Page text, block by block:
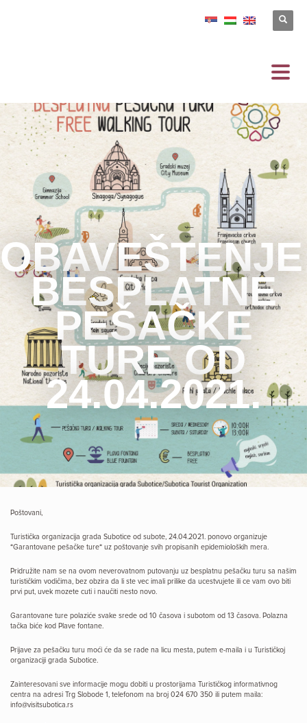
BESPLATNE
PEŠAČKE
TURE OD
24.04.2021.
Poštovani,
Turistička organizacija grada Subotice od subote, 24.04.2021. ponovo organizuje
“Garantovane pešačke ture“ uz poštovanje svih propisanih epidemioloških mera.
Pridružite nam se na ovom neverovatnom putovanju uz besplatnu pešačku turu sa našim
turističkim vodičima, bez obzira da li ste vec imali prilike da ucestvujete ili ce vam ovo biti
prvi put, uvek mozete cuti i naučiti nesto novo.
Garantovane ture polaziće svake srede od 10 časova i subotom od 13 časova. Polazna
tačka biće kod Plave fontane.
Prijave za pešačku turu moći će da se rade na licu mesta, putem e-maila i u Turističkoj
organizaciji grada Subotice.
Zainteresovani sve informacije mogu dobiti u prostorijama Turističkog informativnog
centra na adresi Trg Slobode 1, telefonom na broj 024 670 350 ili putem maila:
info@visitsubotica.rs